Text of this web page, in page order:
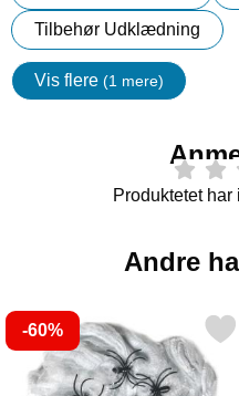
Tilbehør Udklædning
Vis flere (1 mere)
Egenskaper
Produktetet
Andre
-60%spindelvæv med Sorte